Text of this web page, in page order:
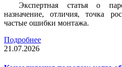
Экспертная статья о
назначение, отличия, точка
частые ошибки монтажа.
Подробнее
21.07.2026